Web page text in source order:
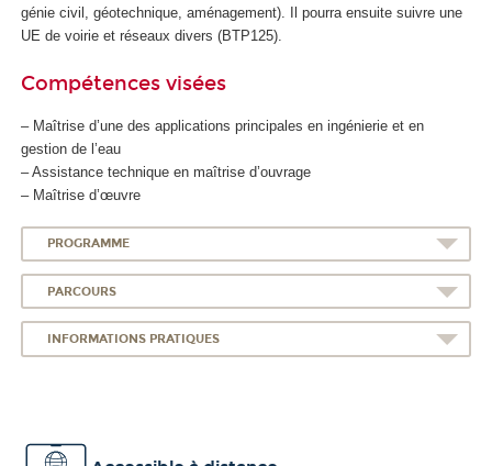
génie civil, géotechnique, aménagement). Il pourra ensuite suivre une
UE de voirie et réseaux divers (BTP125).
Compétences visées
– Maîtrise d’une des applications principales en ingénierie et en
gestion de l’eau
– Assistance technique en maîtrise d’ouvrage
– Maîtrise d’œuvre
PROGRAMME
PARCOURS
INFORMATIONS PRATIQUES